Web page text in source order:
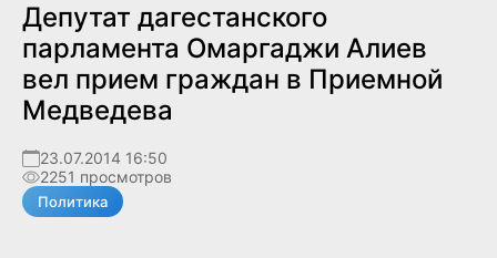
Депутат дагестанского
парламента Омаргаджи Алиев
вел прием граждан в Приемной
Медведева
23.07.2014 16:50
2251 просмотров
Политика